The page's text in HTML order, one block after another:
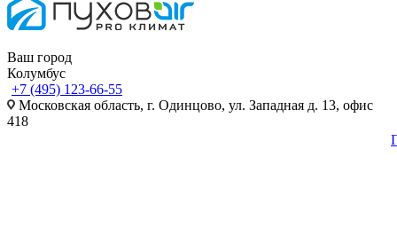
Ваш город
Колумбус
+7 (495) 123-66-55
Московская область, г. Одинцово, ул. Западная д. 13, офис
418